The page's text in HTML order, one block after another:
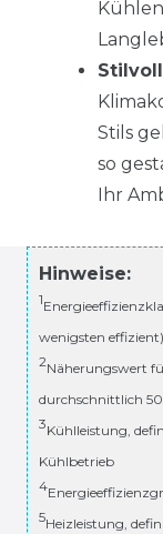
Stils
so
Ihr
Hinweise:
1
wenigsten
2Näherungswert
durchschnittlich
3Kühlleistung,
Kühlbetrieb
4
5Heizleistung,